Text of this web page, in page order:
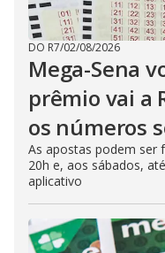
DO R7/02/08/2026
Mega-Sena
prêmio vai a
os números
As apostas podem ser
20h e, aos sábados,
aplicativo